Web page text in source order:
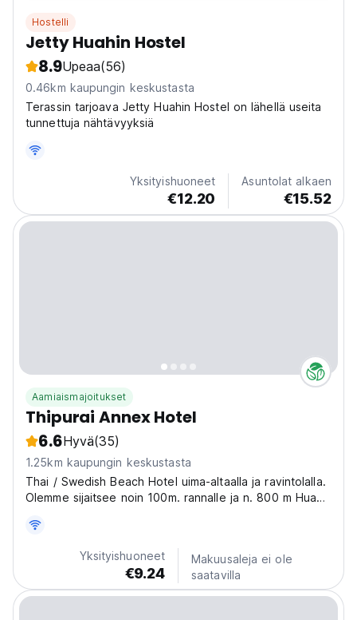
Hostelli
Jetty Huahin Hostel
8.9Upeaa(56)
0.46km kaupungin keskustasta
Terassin tarjoava Jetty Huahin Hostel on lähellä useita
tunnettuja nähtävyyksiä
Yksityishuoneet
€12.20
Asuntolat alkaen
€15.52
Aamiaismajoitukset
Thipurai Annex Hotel
6.6Hyvä(35)
1.25km kaupungin keskustasta
Thai / Swedish Beach Hotel uima-altaalla ja ravintolalla.
Olemme sijaitsee noin 100m. rannalle ja n. 800 m Hua
Yksityishuoneet
€9.24
Makuusaleja ei ole
saatavilla